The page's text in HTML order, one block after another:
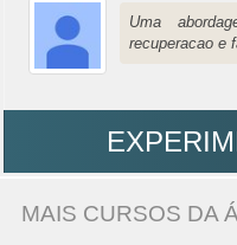
Uma
recuperacao e
MAIS CURSOS DA